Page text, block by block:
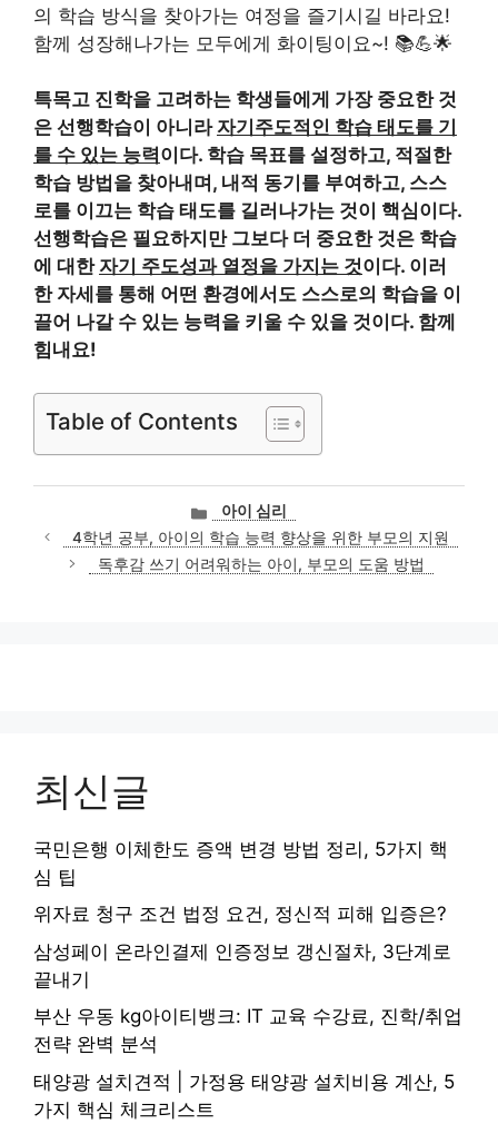
의 학습 방식을 찾아가는 여정을 즐기시길 바라요!
함께 성장해나가는 모두에게 화이팅이요~! 📚💪🌟
특목고 진학을 고려하는 학생들에게 가장 중요한 것
은 선행학습이 아니라 자기주도적인 학습 태도를 기
를 수 있는 능력이다. 학습 목표를 설정하고, 적절한
학습 방법을 찾아내며, 내적 동기를 부여하고, 스스
로를 이끄는 학습 태도를 길러나가는 것이 핵심이다.
선행학습은 필요하지만 그보다 더 중요한 것은 학습
에 대한 자기 주도성과 열정을 가지는 것이다. 이러
한 자세를 통해 어떤 환경에서도 스스로의 학습을 이
끌어 나갈 수 있는 능력을 키울 수 있을 것이다. 함께
힘내요!
Table of Contents
카
테
고
리
아이 심리
4학년 공부, 아이의 학습 능력 향상을 위한 부모의 지원
독후감 쓰기 어려워하는 아이, 부모의 도움 방법
최신글
국민은행 이체한도 증액 변경 방법 정리, 5가지 핵
심 팁
위자료 청구 조건 법정 요건, 정신적 피해 입증은?
삼성페이 온라인결제 인증정보 갱신절차, 3단계로
끝내기
부산 우동 kg아이티뱅크: IT 교육 수강료, 진학/취업
전략 완벽 분석
태양광 설치견적 | 가정용 태양광 설치비용 계산, 5
가지 핵심 체크리스트